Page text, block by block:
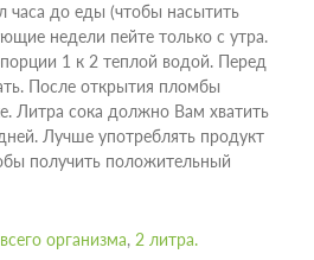
часа до еды (чтобы насытить
недели пейте только с утра.
1 к 2 теплой водой. Перед
После открытия пломбы
Литра сока должно Вам хватить
Лучше употреблять продукт
получить положительный
организма, 2 литра.